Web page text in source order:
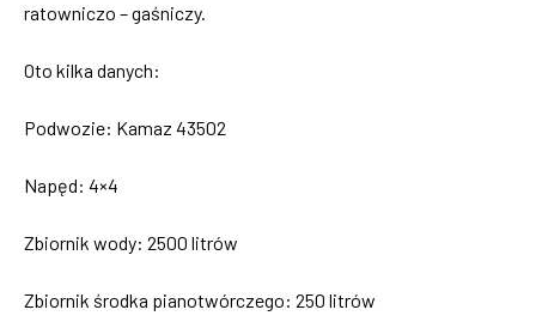
ratowniczo – gaśniczy.
Oto kilka danych:
Podwozie: Kamaz 43502
Napęd: 4×4
Zbiornik wody: 2500 litrów
Zbiornik środka pianotwórczego: 250 litrów